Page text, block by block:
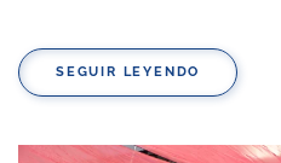
SEGUIR LEYENDO